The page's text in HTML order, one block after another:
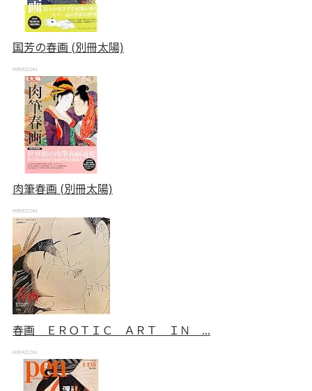
国芳の春画 (別冊太陽)
肉筆春画 (別冊太陽)
春画 ＥＲＯＴＩＣ ＡＲＴ ＩＮ ...